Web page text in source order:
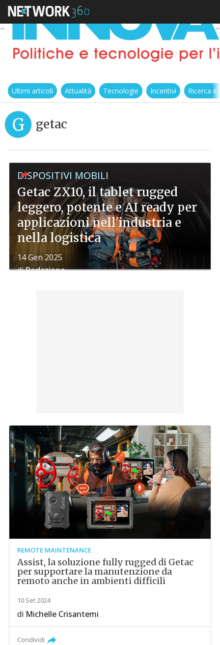
Ultimi articoli Attualità Tecnologie Incentivi Ricerca
G getac
DISPOSITIVI MOBILI
Getac ZX10, il tablet rugged
leggero, potente e AI ready per
applicazioni nell'industria e
nella logistica
14 Gen 2025
diRedazione
REMOTE MAINTENANCE
Assist, la soluzione fully rugged di Getac
per supportare la manutenzione da
remoto anche in ambienti difficili
10 Set 2024
di Michelle Crisantemi
Condividi